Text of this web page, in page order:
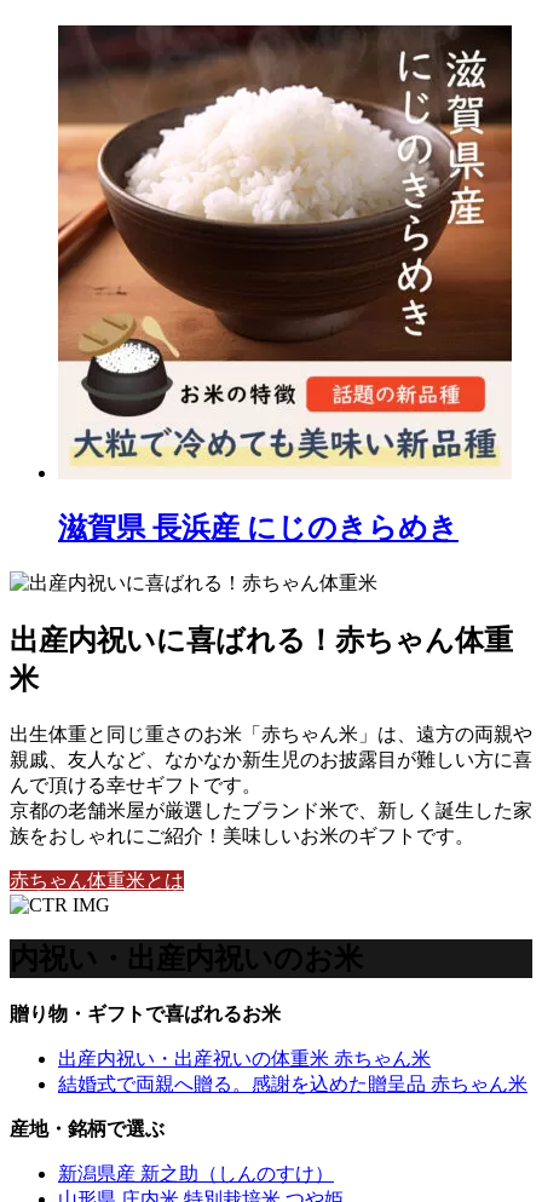
滋賀県 長浜産 にじのきらめき
出産内祝いに喜ばれる！赤ちゃん体重
米
出生体重と同じ重さのお米「赤ちゃん米」は、遠方の両親や
親戚、友人など、なかなか新生児のお披露目が難しい方に喜
んで頂ける幸せギフトです。
京都の老舗米屋が厳選したブランド米で、新しく誕生した家
族をおしゃれにご紹介！美味しいお米のギフトです。
赤ちゃん体重米とは
内祝い・出産内祝いのお米
贈り物・ギフトで喜ばれるお米
出産内祝い・出産祝いの体重米 赤ちゃん米
結婚式で両親へ贈る。感謝を込めた贈呈品 赤ちゃん米
産地・銘柄で選ぶ
新潟県産 新之助（しんのすけ）